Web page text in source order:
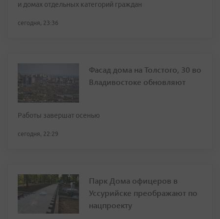
и домах отдельных категорий граждан
сегодня, 23:36
Фасад дома на Толстого, 30 во
Владивостоке обновляют
Работы завершат осенью
сегодня, 22:29
Парк Дома офицеров в
Уссурийске преображают по
нацпроекту